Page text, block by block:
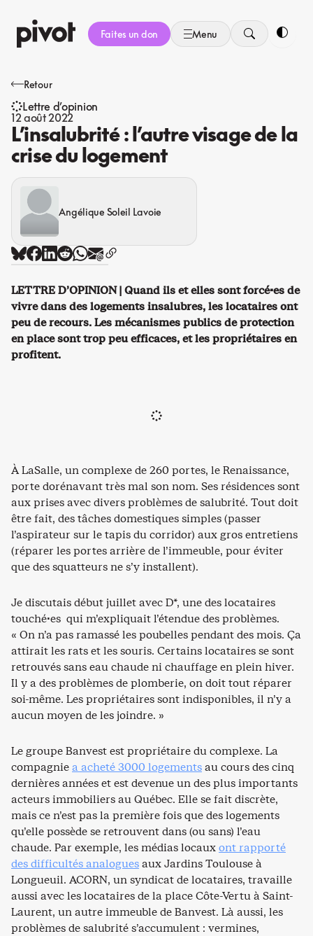
au
contenu
Faites un don Menu
Retour
Lettre d’opinion
12 août 2022
L’insalubrité : l’autre visage de la
crise du logement
Angélique Soleil Lavoie
LETTRE D’OPINION | Quand ils et elles sont forcé·es de
vivre dans des logements insalubres, les locataires ont
peu de recours. Les mécanismes publics de protection
en place sont trop peu efficaces, et les propriétaires en
profitent.
À LaSalle, un complexe de 260 portes, le Renaissance,
porte dorénavant très mal son nom. Ses résidences sont
aux prises avec divers problèmes de salubrité. Tout doit
être fait, des tâches domestiques simples (passer
l’aspirateur sur le tapis du corridor) aux gros entretiens
(réparer les portes arrière de l’immeuble, pour éviter
que des squatteurs ne s’y installent).
Je discutais début juillet avec D*, une des locataires
touché·es qui m’expliquait l’étendue des problèmes.
« On n’a pas ramassé les poubelles pendant des mois. Ça
attirait les rats et les souris. Certains locataires se sont
retrouvés sans eau chaude ni chauffage en plein hiver.
Il y a des problèmes de plomberie, on doit tout réparer
soi-même. Les propriétaires sont indisponibles, il n’y a
aucun moyen de les joindre. »
Le groupe Banvest est propriétaire du complexe. La
compagniea acheté 3000 logementsau cours des cinq
dernières années et est devenue un des plus importants
acteurs immobiliers au Québec. Elle se fait discrète,
mais ce n’est pas la première fois que des logements
qu’elle possède se retrouvent dans (ou sans) l’eau
chaude. Par exemple, les médias locauxont rapporté
des difficultés analoguesaux Jardins Toulouse à
Longueuil. ACORN, un syndicat de locataires, travaille
aussi avec les locataires de la place Côte-Vertu à Saint-
Laurent, un autre immeuble de Banvest. Là aussi, les
problèmes de salubrité s’accumulent : vermines,